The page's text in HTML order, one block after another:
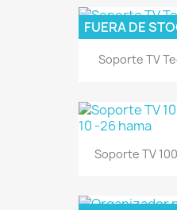
Soporte TV
FUERA DE
Soporte TV